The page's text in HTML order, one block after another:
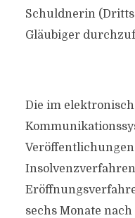
Schuldnerin
Gläubiger
Die im
Veröffentlichungen
sechs Monate